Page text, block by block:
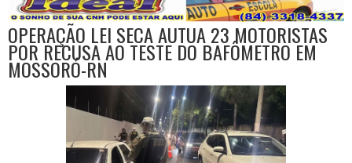
OPERAÇÃO LEI SECA AUTUA 23 MOTORISTAS
POR RECUSA AO TESTE DO BAFÔMETRO EM
MOSSORÓ-RN